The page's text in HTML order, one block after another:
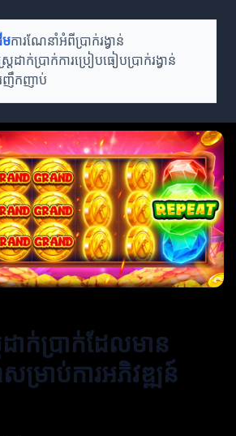
មការណែនាំអំពីប្រាក់រង្វាន់
រដាក់ប្រាក់ការប្រៀបធៀបប្រាក់រង្វាន់
កញាប់
ាក់ប្រាក់ដែលមាន
ម្រាប់ការអភិវឌ្ឍន៍